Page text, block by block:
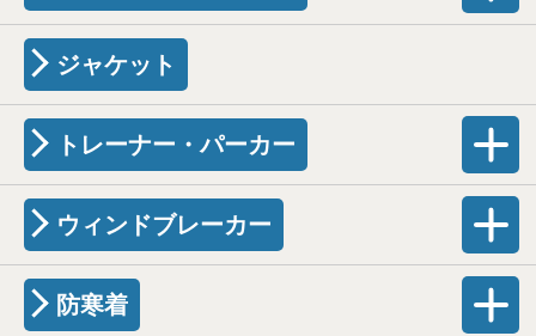
ジャケット
トレーナー・パーカー
ウィンドブレーカー
防寒着